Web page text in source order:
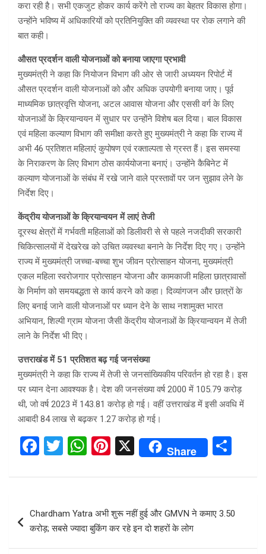
करा रही है। सभी एकजुट होकर कार्य करेंगे तो राज्य का बेहतर विकास होगा।
उन्होंने भविष्य में अधिकारियों को प्रतिनियुक्ति की व्यवस्था पर रोक लगाने की
बात कही।
औसत प्रदर्शन वाली योजनाओं को बनाया जाएगा प्रभावी
मुख्यमंत्री ने कहा कि नियोजन विभाग की ओर से जारी अध्ययन रिपोर्ट में
औसत प्रदर्शन वाली योजनाओं को और अधिक उपयोगी बनाया जाए। पूर्व
माध्यमिक छात्रवृत्ति योजना, अटल आवास योजना और एससी वर्ग के लिए
योजनाओं के क्रियान्वयन में सुधार पर उन्होंने विशेष बल दिया। बाल विकास
एवं महिला कल्याण विभाग की समीक्षा करते हुए मुख्यमंत्री ने कहा कि राज्य में
अभी 46 प्रतिशत महिलाएं कुपोषण एवं रक्ताल्पता से ग्रस्त हैं। इस समस्या
के निराकरण के लिए विभाग ठोस कार्ययोजना बनाएं। उन्होंने कैबिनेट में
कल्याण योजनाओं के संबंध में रखे जाने वाले प्रस्तावों पर जन सुझाव लेने के
निर्देश दिए।
केंद्रीय योजनाओं के क्रियान्वयन में लाएं तेजी
दूरस्थ क्षेत्रों में गर्भवती महिलाओं को डिलीवरी से से पहले नजदीकी सरकारी
चिकित्सालयों में देखरेख को उचित व्यवस्था बनाने के निर्देश दिए गए। उन्होंने
राज्य में मुख्यमंत्री जच्चा-बच्चा शुभ जीवन प्रोत्साहन योजना, मुख्यमंत्री
एकल महिला स्वरोजगार प्रोत्साहन योजना और कामकाजी महिला छात्रावासों
के निर्माण को समयबद्धता से कार्य करने को कहा। दिव्यांगजन और छात्रों के
लिए बनाई जाने वाली योजनाओं पर ध्यान देने के साथ नशामुक्त भारत
अभियान, शिल्पी ग्राम योजना जैसी केंद्रीय योजनाओं के क्रियान्वयन में तेजी
लाने के निर्देश भी दिए।
उत्तराखंड में 51 प्रतिशत बढ़ गई जनसंख्या
मुख्यमंत्री ने कहा कि राज्य में तेजी से जनसांख्यिकीय परिवर्तन हो रहा है। इस
पर ध्यान देना आवश्यक है। देश की जनसंख्या वर्ष 2000 में 105.79 करोड़
थी, जो वर्ष 2023 में 143.81 करोड़ हाे गई। वहीं उत्तराखंड में इसी अवधि में
आबादी 84 लाख से बढ़कर 1.27 करोड़ हो गई।
F
ce
o
o
T
tt
W
at
A
p
Pi
er
t
X Share
ar
navigation
Chardham Yatra अभी शुरू नहीं हुई और GMVN ने कमाए 3.50
करोड़; सबसे ज्‍यादा बुकिंग कर रहे इन दो शहरों के लोग